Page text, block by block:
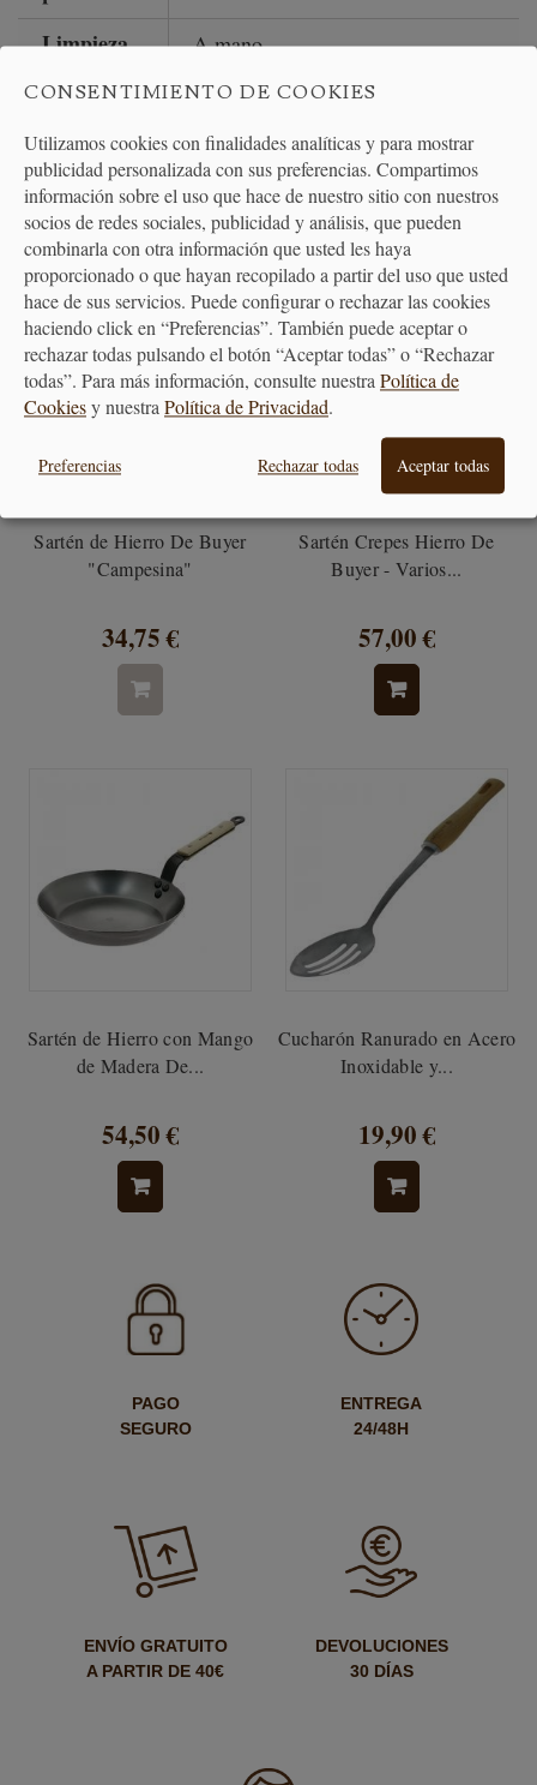
Limpieza
A mano
PRODUCTOS
RELACIONADOS
Sartén de Hierro De Buyer
"Campesina"
34,75 €
Sartén Crepes Hierro De
Buyer - Varios...
57,00 €
Sartén de Hierro con Mango
de Madera De...
54,50 €
Cucharón Ranurado en Acero
Inoxidable y...
19,90 €
PAGO
SEGURO
ENTREGA
24/48H
ENVÍO GRATUITO
A PARTIR DE 40€
DEVOLUCIONES
30 DÍAS
CONSENTIMIENTO DE COOKIES
Utilizamos cookies con finalidades analíticas y para mostrar
publicidad personalizada con sus preferencias. Compartimos
información sobre el uso que hace de nuestro sitio con nuestros
socios de redes sociales, publicidad y análisis, que pueden
combinarla con otra información que usted les haya
proporcionado o que hayan recopilado a partir del uso que usted
hace de sus servicios. Puede configurar o rechazar las cookies
haciendo click en “Preferencias”. También puede aceptar o
rechazar todas pulsando el botón “Aceptar todas” o “Rechazar
todas”. Para más información, consulte nuestraPolítica de
Cookiesy nuestraPolítica de Privacidad.
Preferencias Rechazar todas Aceptar todas